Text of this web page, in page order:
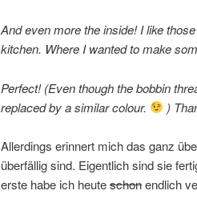
And even more the inside! I like
kitchen. Where I wanted to make
Perfect! (Even though the bobbin
replaced by a similar colour.
)
Allerdings erinnert mich das ganz
überfällig sind. Eigentlich sind sie
erste habe ich heuteschonendlich